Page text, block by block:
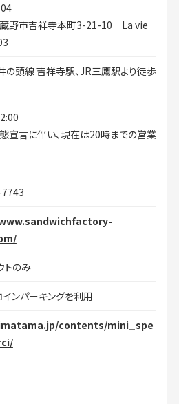
野市吉祥寺本町3-21-10 La vie
の頭線 吉祥寺駅、JR三鷹駅より徒歩
宣言に伴い、現在は20時までの営業
トのみ
インパーキングを利用
contents/mini_spe